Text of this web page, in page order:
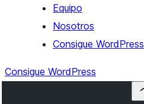
Equipo
Nosotros
Consigue WordPress
Consigue WordPress